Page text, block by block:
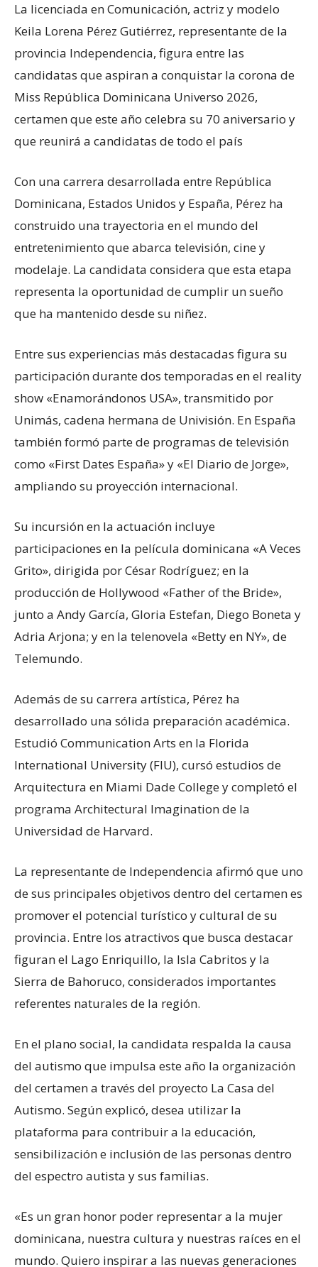
La licenciada en Comunicación, actriz y modelo
Keila Lorena Pérez Gutiérrez, representante de la
provincia Independencia, figura entre las
candidatas que aspiran a conquistar la corona de
Miss República Dominicana Universo 2026,
certamen que este año celebra su 70 aniversario y
que reunirá a candidatas de todo el país
Con una carrera desarrollada entre República
Dominicana, Estados Unidos y España, Pérez ha
construido una trayectoria en el mundo del
entretenimiento que abarca televisión, cine y
modelaje. La candidata considera que esta etapa
representa la oportunidad de cumplir un sueño
que ha mantenido desde su niñez.
Entre sus experiencias más destacadas figura su
participación durante dos temporadas en el reality
show «Enamorándonos USA», transmitido por
Unimás, cadena hermana de Univisión. En España
también formó parte de programas de televisión
como «First Dates España» y «El Diario de Jorge»,
ampliando su proyección internacional.
Su incursión en la actuación incluye
participaciones en la película dominicana «A Veces
Grito», dirigida por César Rodríguez; en la
producción de Hollywood «Father of the Bride»,
junto a Andy García, Gloria Estefan, Diego Boneta y
Adria Arjona; y en la telenovela «Betty en NY», de
Telemundo.
Además de su carrera artística, Pérez ha
desarrollado una sólida preparación académica.
Estudió Communication Arts en la Florida
International University (FIU), cursó estudios de
Arquitectura en Miami Dade College y completó el
programa Architectural Imagination de la
Universidad de Harvard.
La representante de Independencia afirmó que uno
de sus principales objetivos dentro del certamen es
promover el potencial turístico y cultural de su
provincia. Entre los atractivos que busca destacar
figuran el Lago Enriquillo, la Isla Cabritos y la
Sierra de Bahoruco, considerados importantes
referentes naturales de la región.
En el plano social, la candidata respalda la causa
del autismo que impulsa este año la organización
del certamen a través del proyecto La Casa del
Autismo. Según explicó, desea utilizar la
plataforma para contribuir a la educación,
sensibilización e inclusión de las personas dentro
del espectro autista y sus familias.
«Es un gran honor poder representar a la mujer
dominicana, nuestra cultura y nuestras raíces en el
mundo. Quiero inspirar a las nuevas generaciones